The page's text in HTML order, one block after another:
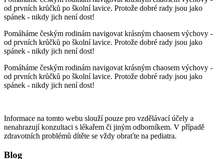
od prvních krůčků po školní lavice. Protože dobré rady jsou jako
spánek - nikdy jich není dost!
Pomáháme českým rodinám navigovat krásným chaosem výchovy -
od prvních krůčků po školní lavice. Protože dobré rady jsou jako
spánek - nikdy jich není dost!
Pomáháme českým rodinám navigovat krásným chaosem výchovy -
od prvních krůčků po školní lavice. Protože dobré rady jsou jako
spánek - nikdy jich není dost!
Informace na tomto webu slouží pouze pro vzdělávací účely a
nenahrazují konzultaci s lékařem či jiným odborníkem. V případě
zdravotních problémů dítěte se vždy obraťte na pediatra.
Blog